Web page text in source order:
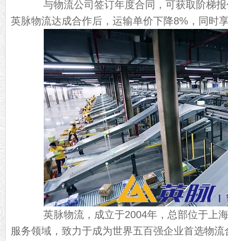
与物流公司签订年度合同，可获取阶梯报
英脉物流达成合作后，运输单价下降8%，同时
英脉物流，成立于2004年，总部位于上海
服务领域，致力于成为世界五百强企业首选物